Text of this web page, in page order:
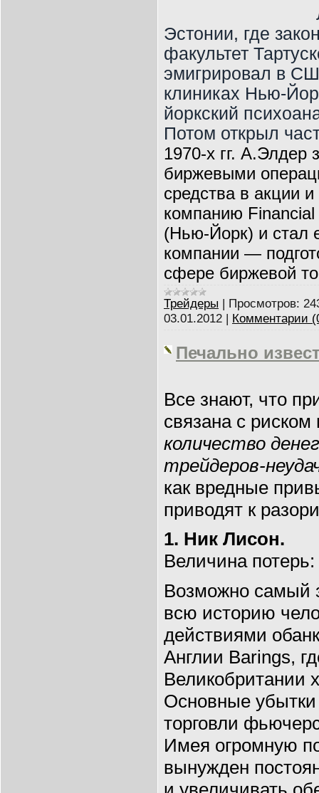
Эстонии, где
факультет
эмигрировал в
клиниках Нью-
йоркский
Потом открыл
1970-х гг. А.Элдер
биржевыми
средства в акции
компанию
(Нью-Йорк) и стал
компании —
сфере биржевой
Трейдеры | Просмотров:
03.01.2012 | Комментарии
Печально
Все знают, что
связана с риском
количество денег
трейдеров-
как вредные
приводят к
1. Ник Лисон.
Величина
Возможно самый
всю историю
действиями
Англии Barings,
Великобритании
Основные
торговли
Имея огромную
вынужден